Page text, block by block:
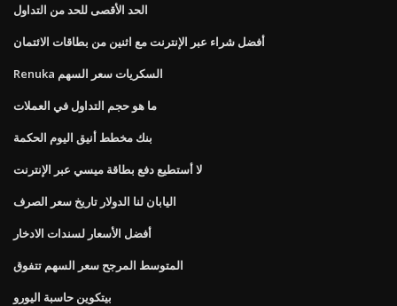
الحد الأقصى للحد من التداول
أفضل شراء عبر الإنترنت مع اثنين من بطاقات الائتمان
Renuka السكريات سعر السهم
ما هو حجم التداول في العملات
بنك مخطط أنيق اليوم الحكمة
لا أستطيع دفع بطاقة ميسي عبر الإنترنت
اليابان لنا الدولار تاريخ سعر الصرف
أفضل الأسعار لسندات الادخار
المتوسط ​​المرجح سعر السهم تتفوق
بيتكوين حاسبة اليورو